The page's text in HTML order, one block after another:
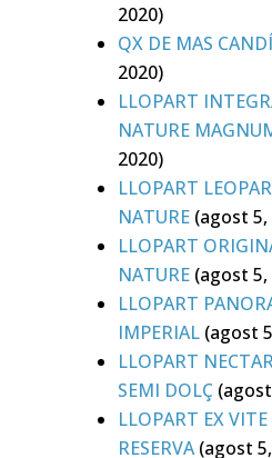
2020)
QX DE MAS CANDÍ
2020)
LLOPART
NATURE
2020)
LLOPART
NATURE (agost 5,
LLOPART
NATURE (agost 5,
LLOPART
IMPERIAL (agost
LLOPART
SEMI DOLÇ
LLOPART EX
RESERVA (agost